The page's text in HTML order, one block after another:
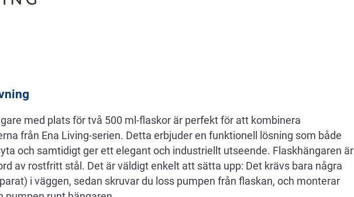
med plats för två 500 ml-flaskor är perfekt för att kombinera
från Ena Living-serien. Detta erbjuder en funktionell lösning som både
och samtidigt ger ett elegant och industriellt utseende. Flaskhängaren är
av rostfritt stål. Det är väldigt enkelt att sätta upp: Det krävs bara några
i väggen, sedan skruvar du loss pumpen från flaskan, och monterar